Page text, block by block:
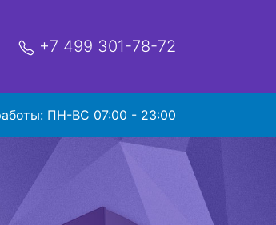
+7 499 301-78-72
ПН-ВС 07:00 - 23:00